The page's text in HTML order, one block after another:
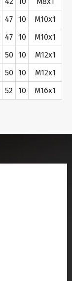
47 10
M10x1
47 10
M10x1
50 10
M12x1
50 10
M12x1
52 10 M16x1